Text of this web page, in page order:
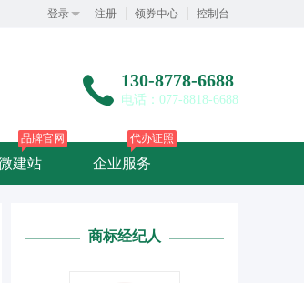
登录 注册 领券中心 控制台
130-8778-6688
电话：077-8818-6688
建站
品牌官网
企业服务
代办证照
商标经纪人